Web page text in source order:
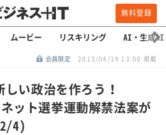
無料登録
ムービー リスキリング AI・生成AI
会員限定 2013/04/19 13:00 掲載
しい政治を作ろう！
ット選挙運動解禁法案が
4)